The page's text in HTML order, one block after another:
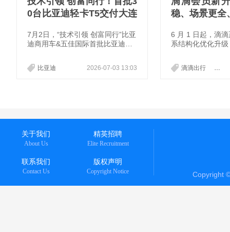
0台比亚迪轻卡T5交付大连
7月2日，“技术引领 创富同行”比亚
迪商用车&五佳国际首批比亚迪轻
行。首批30台比亚迪轻卡T5正式
交付大连五佳国际贸易有限公司，
绿色物流发展。
2026-07-03 13:03
比亚迪
稳、场景更全
6 月 1 日起，滴
系结构化优化升
万次。
滴滴出行 会员
关于我们
About Us
精英招聘
Elite Recruitment
联系我们
Contact Us
版权声明
Copyright Notice Copyright